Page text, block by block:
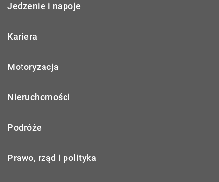
Jedzenie i napoje
Kariera
Motoryzacja
Nieruchomości
Podróże
Prawo, rząd i polityka